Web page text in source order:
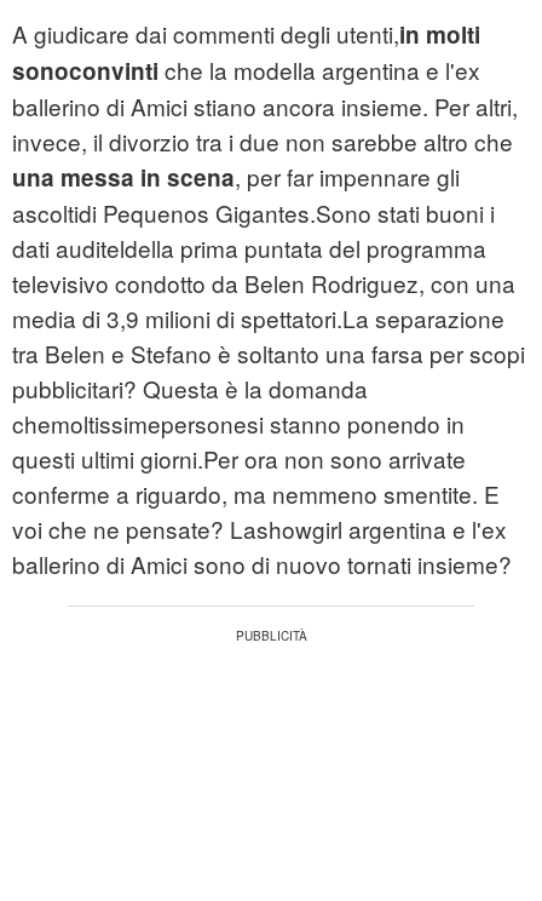
A giudicare dai commenti degli utenti,in molti
sonoconvinti che la modella argentina e l'ex
ballerino di Amici stiano ancora insieme. Per altri,
invece, il divorzio tra i due non sarebbe altro che
una messa in scena, per far impennare gli
ascoltidi Pequenos Gigantes.Sono stati buoni i
dati auditeldella prima puntata del programma
televisivo condotto da Belen Rodriguez, con una
media di 3,9 milioni di spettatori.La separazione
tra Belen e Stefano è soltanto una farsa per scopi
pubblicitari? Questa è la domanda
chemoltissimepersonesi stanno ponendo in
questi ultimi giorni.Per ora non sono arrivate
conferme a riguardo, ma nemmeno smentite. E
voi che ne pensate? Lashowgirl argentina e l'ex
ballerino di Amici sono di nuovo tornati insieme?